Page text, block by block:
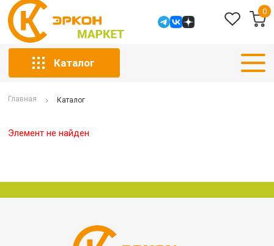
0
Каталог
Главная Каталог
Элемент не найден